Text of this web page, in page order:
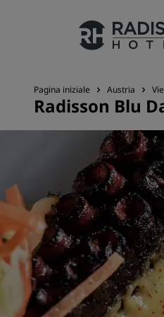
I nostri Marchi
Marchi Radisson Hotels
Pagina iniziale Austria
Radisson Blu